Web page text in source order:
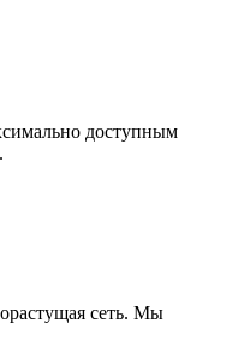
доступным
сеть. Мы